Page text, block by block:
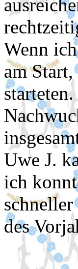
Wenn
am
Uwe J.
ich
des